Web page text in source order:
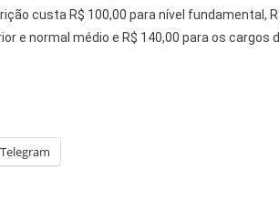
custa R$ 100,00 para nível fundamental,
e normal médio e R$ 140,00 para os cargos
Telegram